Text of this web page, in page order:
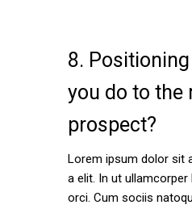
8.
you do to the
prospect?
Lorem ipsum dolor sit
a elit. In ut
orci. Cum sociis